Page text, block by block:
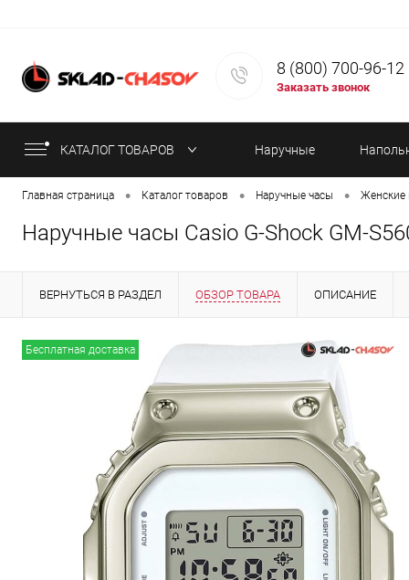
8 (800) 700-96-12
Заказать звонок
КАТАЛОГ ТОВАРОВ Наручные
часы
Главная страница • Каталог товаров • Наручные часы • Женские
Наручные часы Casio G-Shock GM-
ВЕРНУТЬСЯ В РАЗДЕЛ ОБЗОР ТОВАРА ОПИСАНИЕ
ИНФОРМАЦИЯ ОБ ОПЛАТЕ
Бесплатная доставка